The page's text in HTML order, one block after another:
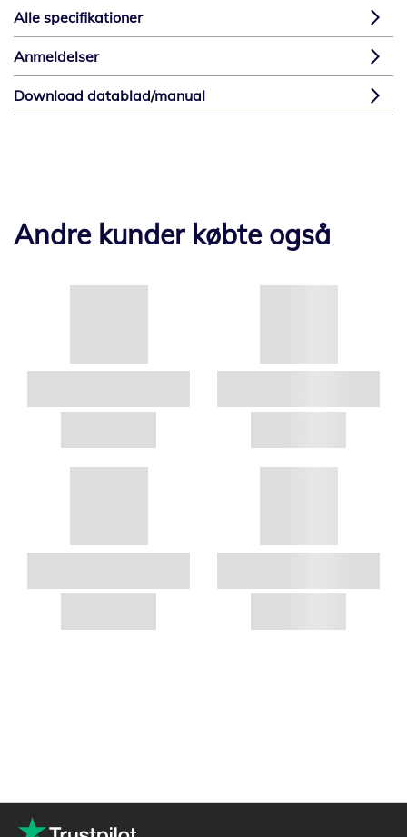
Alle specifikationer
Anmeldelser
Download datablad/manual
Andre kunder købte også